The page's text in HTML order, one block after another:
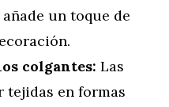
un toque de
colgantes: Las
tejidas en formas